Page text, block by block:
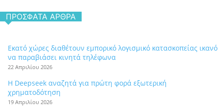
ΠΡΌΣΦΑΤΑ ΆΡΘΡΑ
Εκατό χώρες διαθέτουν εμπορικό λογισμικό κατασκοπείας ικανό
να παραβιάσει κινητά τηλέφωνα
22 Απριλίου 2026
Η Deepseek αναζητά για πρώτη φορά εξωτερική
χρηματοδότηση
19 Απριλίου 2026